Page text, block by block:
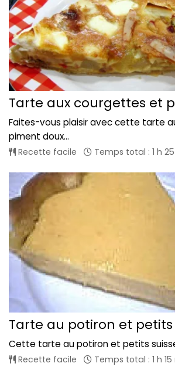
Tarte aux courgettes et
Faites-vous plaisir avec cette tarte
piment doux...
Recette facile Temps total : 1 h
Tarte au potiron et petits
Cette tarte au potiron et petits
Recette facile Temps total : 1 h